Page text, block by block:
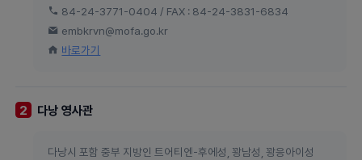
84-24-3771-0404 / FAX : 84-24-3831-6834
embkrvn@mofa.go.kr
바로가기
2 다낭 영사관
다낭시 포함 중부 지방인 트어티엔-후에성, 꽝남성, 꽝응아이성